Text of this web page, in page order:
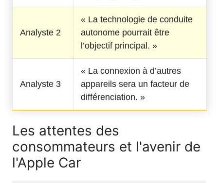
Analyste 2
« La technologie de conduite
autonome pourrait être
l’objectif principal. »
Analyste 3
« La connexion à d’autres
appareils sera un facteur de
différenciation. »
Les attentes des
consommateurs et l'avenir de
l'Apple Car